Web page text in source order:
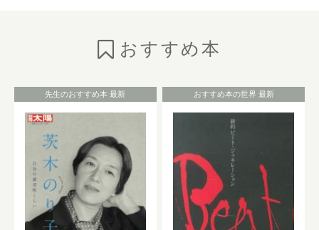
お知らせ
（No.325★2026 Summer）
NEW!
2026年7月1日 お知らせ
HONTAN黒板展示が更新されました！！
NEW!
2026年7月1日 お知らせ
おすすめ本
先生のおすすめ本 最新 おすすめ本の世界 最新